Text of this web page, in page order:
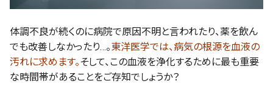
体調不良が続くのに病院で原因不明と言われたり、薬を飲ん
でも改善しなかったり…。東洋医学では、病気の根源を血液の
汚れに求めます。そして、この血液を浄化するために最も重要
な時間帯があることをご存知でしょうか？